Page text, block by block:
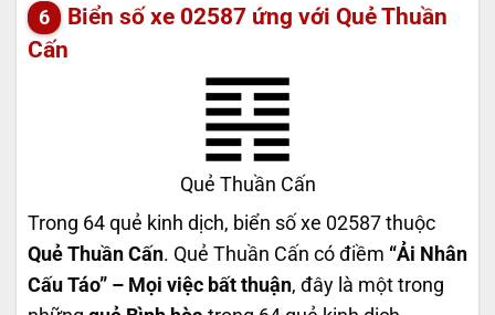
Biển số xe 02587 ứng với Quẻ Thuần
Cấn
Quẻ Thuần Cấn
Trong 64 quẻ kinh dịch, biển số xe 02587 thuộc
Quẻ Thuần Cấn. Quẻ Thuần Cấn có điềm “Ải Nhân
Cấu Táo” – Mọi việc bất thuận, đây là một trong